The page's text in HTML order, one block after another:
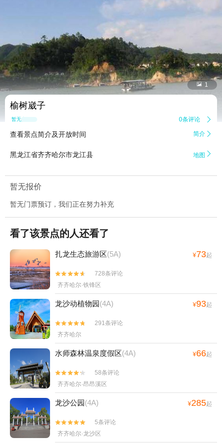
 1
榆树崴子
暂无点评 0条评论 
查看景点简介及开放时间 简介 
黑龙江省齐齐哈尔市龙江县 地图 
暂无报价
暂无门票预订，我们正在努力补充
看了该景点的人还看了
扎龙生态旅游区(5A) ¥73起


728条评论
齐齐哈尔·铁锋区
龙沙动植物园(4A) ¥93起


291条评论
齐齐哈尔
水师森林温泉度假区(4A) ¥66起


58条评论
齐齐哈尔·昂昂溪区
龙沙公园(4A) ¥285起


5条评论
齐齐哈尔·龙沙区